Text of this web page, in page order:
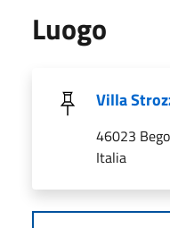
Luogo
Villa
46023
Italia